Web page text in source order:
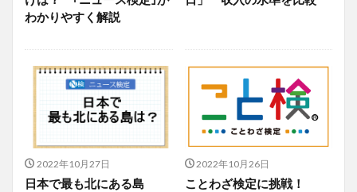
わかりやすく解説
2022年10月27日
日本で最も北にある島
2022年10月26日
ことわざ検定に挑戦！